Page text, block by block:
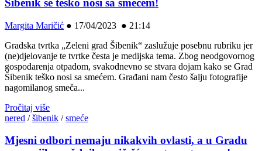
Šibenik se teško nosi sa smećem!
Margita Maričić ● 17/04/2023 ● 21:14
Gradska tvrtka „Zeleni grad Šibenik“ zaslužuje posebnu rubriku jer
(ne)djelovanje te tvrtke česta je medijska tema. Zbog neodgovornog
gospodarenja otpadom, svakodnevno se stvara dojam kako se Grad
Šibenik teško nosi sa smećem. Građani nam često šalju fotografije
nagomilanog smeča...
Pročitaj više
nered /šibenik /smeće
Mjesni odbori nemaju nikakvih ovlasti, a u Gradu